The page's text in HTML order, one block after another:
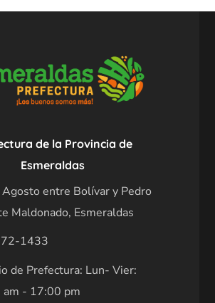
de la Provincia de
Esmeraldas
entre Bolívar y Pedro
Maldonado, Esmeraldas
1433
de Prefectura: Lun- Vier:
- 17:00 pm